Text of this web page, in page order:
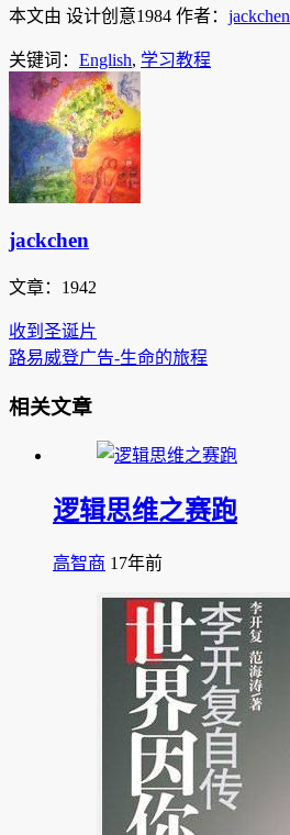
本文由 设计创意1984 作者： jackchen
关键词： English, 学习教程
jackchen
文章：1942
收到圣诞片
路易威登广告-生命的旅程
相关文章
逻辑思维之赛跑
高智商 17年前